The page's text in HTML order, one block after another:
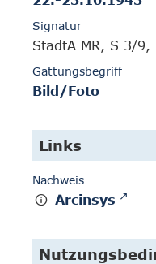
Signatur
StadtA MR, S 3/9,
Gattungsbegriff
Bild/Foto
Links
Nachweis
Arcinsys